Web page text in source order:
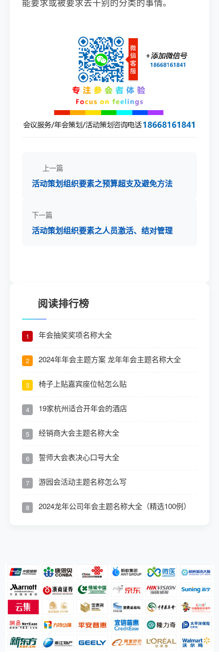
上一篇
活动策划组织要素之预算超支及避免方法
下一篇
活动策划组织要素之人员激活、结对管理
阅读排行榜
1 年会抽奖奖项名称大全
2 2024年年会主题方案 龙年年会主题名称大全
3 椅子上贴嘉宾座位帖怎么贴
4 19家杭州适合开年会的酒店
5 经销商大会主题名称大全
6 誓师大会表决心口号大全
7 游园会活动主题名称怎么写
8 2024龙年公司年会主题名称大全（精选100例）